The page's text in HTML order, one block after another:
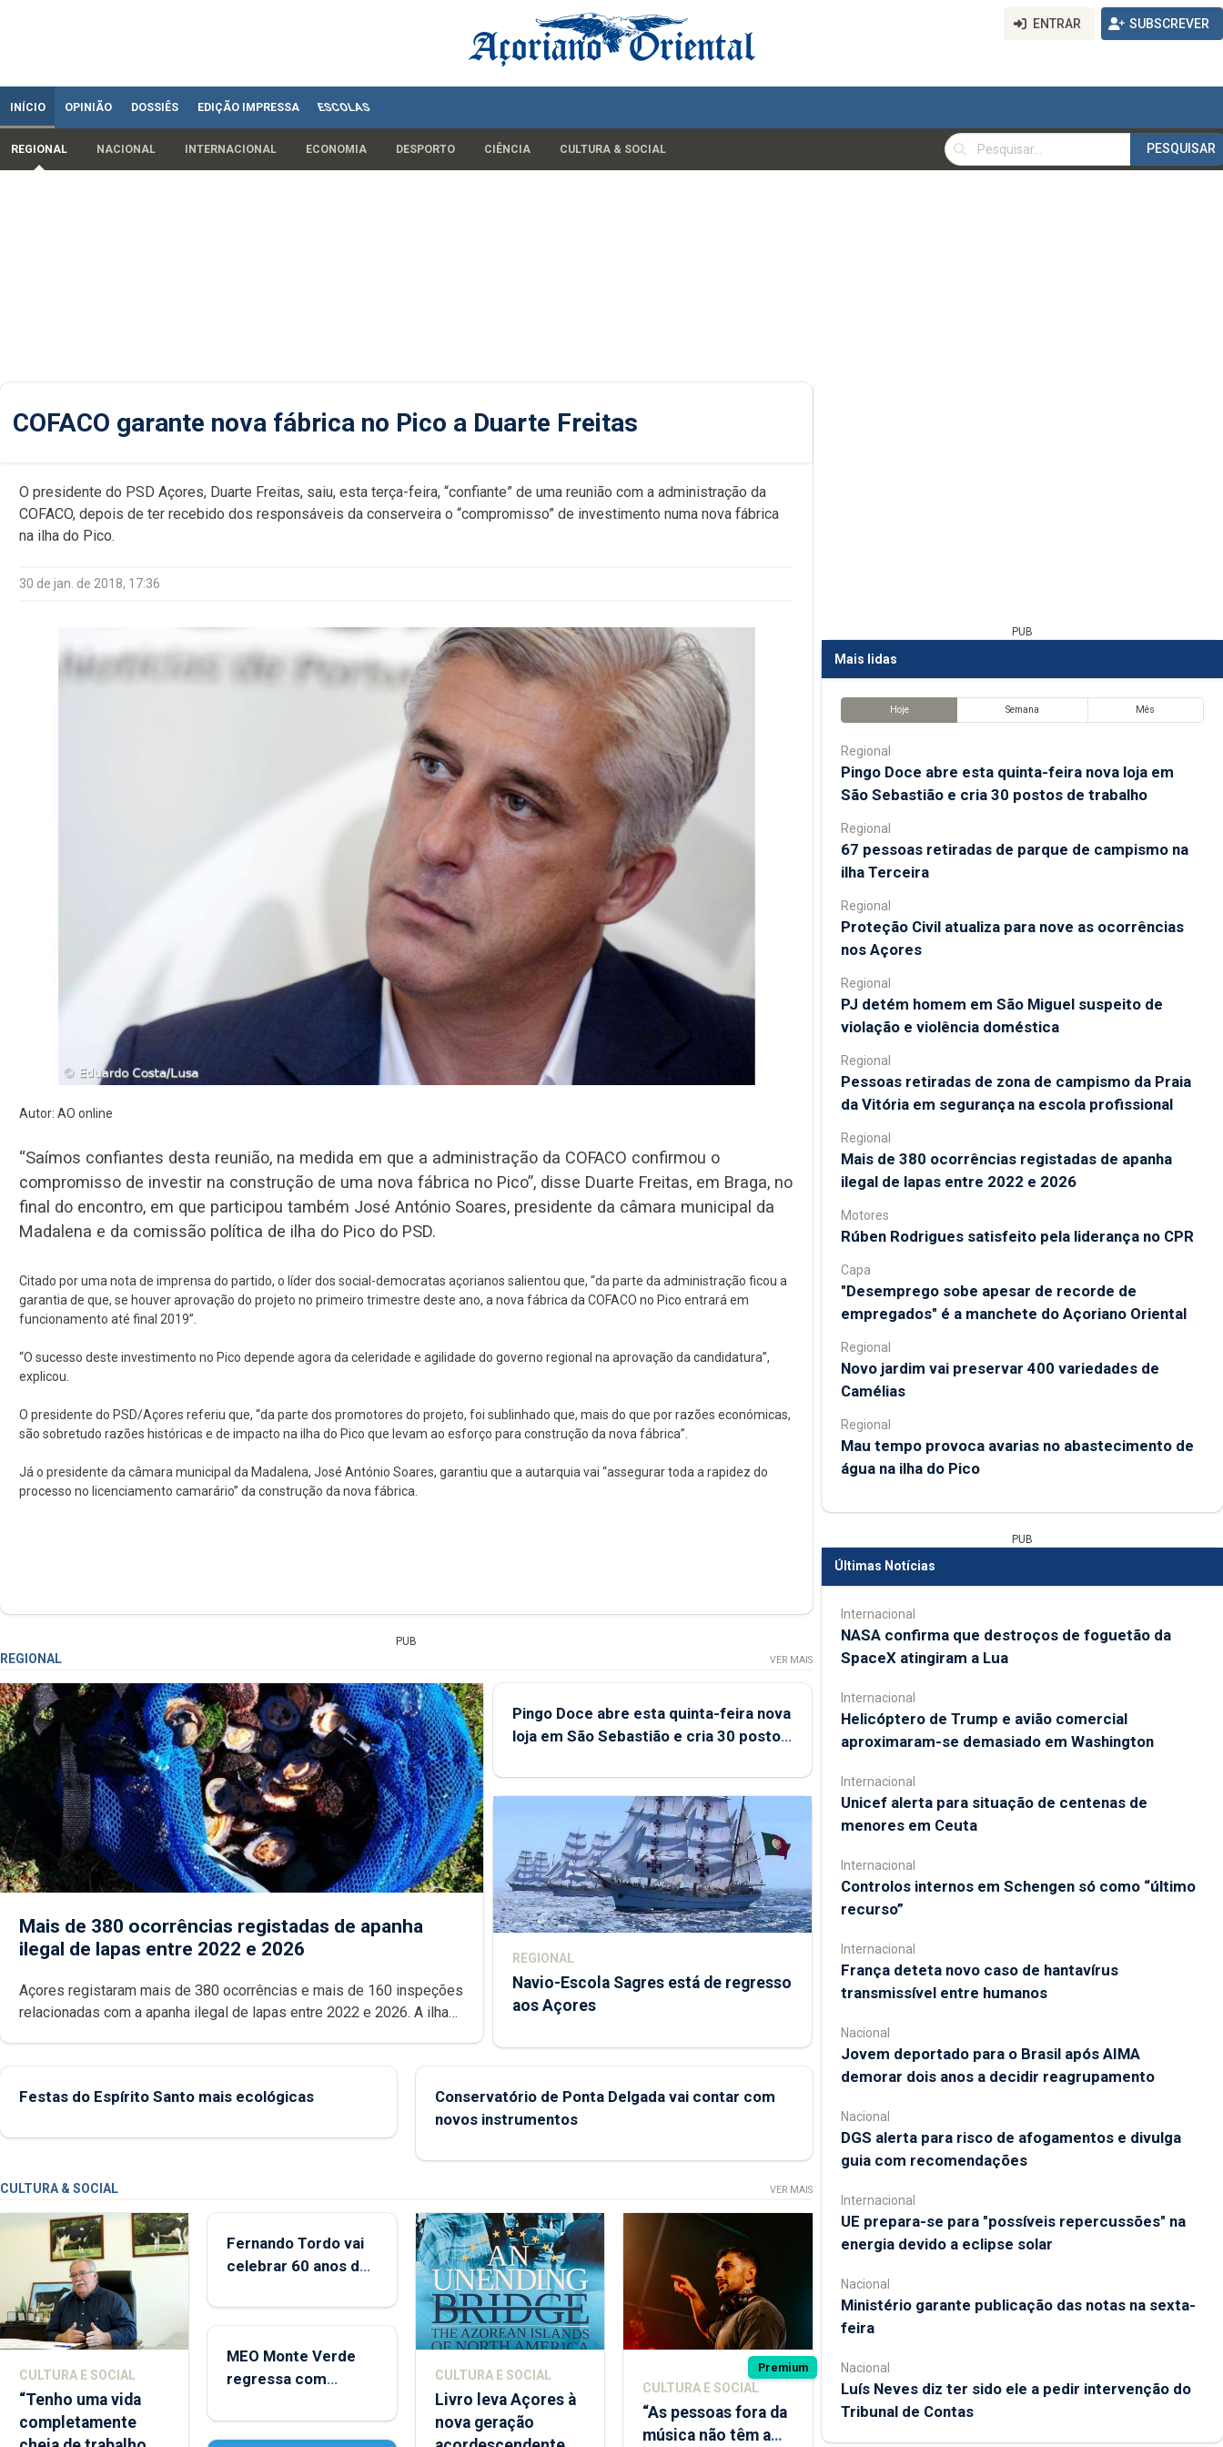
ENTRAR SUBSCREVER
INÍCIO OPINIÃO DOSSIÊS EDIÇÃO IMPRESSA ESCOLAS
REGIONAL NACIONAL INTERNACIONAL ECONOMIA DESPORTO CIÊNCIA CULTURA & SOCIAL
PESQUISAR
PESQUISAR
COFACO garante nova fábrica no Pico a Duarte Freitas
O presidente do PSD Açores, Duarte Freitas, saiu, esta terça-feira, “confiante” de uma reunião com a administração da
COFACO, depois de ter recebido dos responsáveis da conserveira o “compromisso” de investimento numa nova fábrica
na ilha do Pico.
30 de jan. de 2018, 17:36
Autor: AO online
“Saímos confiantes desta reunião, na medida em que a administração da COFACO confirmou o
compromisso de investir na construção de uma nova fábrica no Pico”, disse Duarte Freitas, em Braga, no
final do encontro, em que participou também José António Soares, presidente da câmara municipal da
Madalena e da comissão política de ilha do Pico do PSD.
Citado por uma nota de imprensa do partido, o líder dos social-democratas açorianos salientou que, “da parte da administração ficou a
garantia de que, se houver aprovação do projeto no primeiro trimestre deste ano, a nova fábrica da COFACO no Pico entrará em
funcionamento até final 2019”.
“O sucesso deste investimento no Pico depende agora da celeridade e agilidade do governo regional na aprovação da candidatura”,
explicou.
O presidente do PSD/Açores referiu que, “da parte dos promotores do projeto, foi sublinhado que, mais do que por razões económicas,
são sobretudo razões históricas e de impacto na ilha do Pico que levam ao esforço para construção da nova fábrica”.
Já o presidente da câmara municipal da Madalena, José António Soares, garantiu que a autarquia vai “assegurar toda a rapidez do
processo no licenciamento camarário” da construção da nova fábrica.
PUB
REGIONAL VER MAIS
Mais de 380 ocorrências registadas de apanha
ilegal de lapas entre 2022 e 2026
Açores registaram mais de 380 ocorrências e mais de 160 inspeções
relacionadas com a apanha ilegal de lapas entre 2022 e 2026. A ilha
Pingo Doce abre esta quinta-feira nova
loja em São Sebastião e cria 30 postos
REGIONAL
Navio-Escola Sagres está de regresso
aos Açores
Festas do Espírito Santo mais ecológicas
Conservatório de Ponta Delgada vai contar com
novos instrumentos
CULTURA & SOCIAL VER MAIS
CULTURA E SOCIAL
“Tenho uma vida
completamente
Fernando Tordo vai
celebrar 60 anos de
Micaelense
MEO Monte Verde
regressa com
acessibilidade
CULTURA E SOCIAL
Livro leva Açores à
nova geração
Premium
CULTURA E SOCIAL
“As pessoas fora da
música não têm a
PUB
Mais lidas
Hoje Semana Mês
Regional
Pingo Doce abre esta quinta-feira nova loja em
São Sebastião e cria 30 postos de trabalho
Regional
67 pessoas retiradas de parque de campismo na
ilha Terceira
Regional
Proteção Civil atualiza para nove as ocorrências
nos Açores
Regional
PJ detém homem em São Miguel suspeito de
violação e violência doméstica
Regional
Pessoas retiradas de zona de campismo da Praia
da Vitória em segurança na escola profissional
Regional
Mais de 380 ocorrências registadas de apanha
ilegal de lapas entre 2022 e 2026
Motores
Rúben Rodrigues satisfeito pela liderança no CPR
Capa
"Desemprego sobe apesar de recorde de
empregados" é a manchete do Açoriano Oriental
Regional
Novo jardim vai preservar 400 variedades de
Camélias
Regional
Mau tempo provoca avarias no abastecimento de
água na ilha do Pico
PUB
Últimas Notícias
Internacional
NASA confirma que destroços de foguetão da
SpaceX atingiram a Lua
Internacional
Helicóptero de Trump e avião comercial
aproximaram-se demasiado em Washington
Internacional
Unicef alerta para situação de centenas de
menores em Ceuta
Internacional
Controlos internos em Schengen só como “último
recurso”
Internacional
França deteta novo caso de hantavírus
transmissível entre humanos
Nacional
Jovem deportado para o Brasil após AIMA
demorar dois anos a decidir reagrupamento
Nacional
DGS alerta para risco de afogamentos e divulga
guia com recomendações
Internacional
UE prepara-se para "possíveis repercussões" na
energia devido a eclipse solar
Nacional
Ministério garante publicação das notas na sexta-
feira
Nacional
Luís Neves diz ter sido ele a pedir intervenção do
Tribunal de Contas